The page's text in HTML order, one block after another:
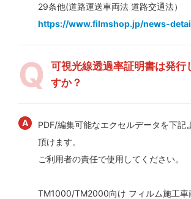
29条他(道路運送車両法 道路交通法）
https://www.filmshop.jp/news-
可視光線透過率証明書は発行
すか？
PDF/編集可能なエクセルデータを下記
頂けます。
ご利用者の責任で使用してください。
TM1000/TM2000向け フィルム施工車